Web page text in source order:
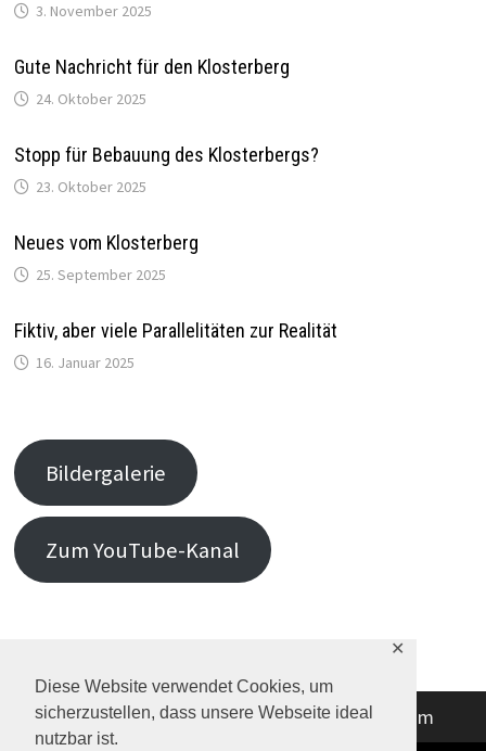
Diese Website verwendet Cookies, um
sicherzustellen, dass unsere Webseite ideal
nutzbar ist.
✕
3. November 2025
Gute Nachricht für den Klosterberg
24. Oktober 2025
Stopp für Bebauung des Klosterbergs?
23. Oktober 2025
Neues vom Klosterberg
25. September 2025
Fiktiv, aber viele Parallelitäten zur Realität
16. Januar 2025
Bildergalerie
Zum YouTube-Kanal
Kontakt Datenschutzerklärung Impressum